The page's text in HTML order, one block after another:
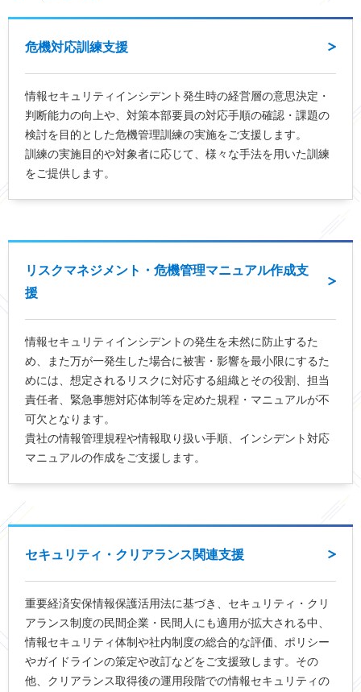
危機対応訓練支援
情報セキュリティインシデント発生時の経営層の意思決定・
判断能力の向上や、対策本部要員の対応手順の確認・課題の
検討を目的とした危機管理訓練の実施をご支援します。
訓練の実施目的や対象者に応じて、様々な手法を用いた訓練
をご提供します。
リスクマネジメント・危機管理マニュアル作成支
援
情報セキュリティインシデントの発生を未然に防止するた
め、また万が一発生した場合に被害・影響を最小限にするた
めには、想定されるリスクに対応する組織とその役割、担当
責任者、緊急事態対応体制等を定めた規程・マニュアルが不
可欠となります。
貴社の情報管理規程や情報取り扱い手順、インシデント対応
マニュアルの作成をご支援します。
セキュリティ・クリアランス関連支援
重要経済安保情報保護活用法に基づき、セキュリティ・クリ
アランス制度の民間企業・民間人にも適用が拡大される中、
情報セキュリティ体制や社内制度の総合的な評価、ポリシー
やガイドラインの策定や改訂などをご支援致します。その
他、クリアランス取得後の運用段階での情報セキュリティの